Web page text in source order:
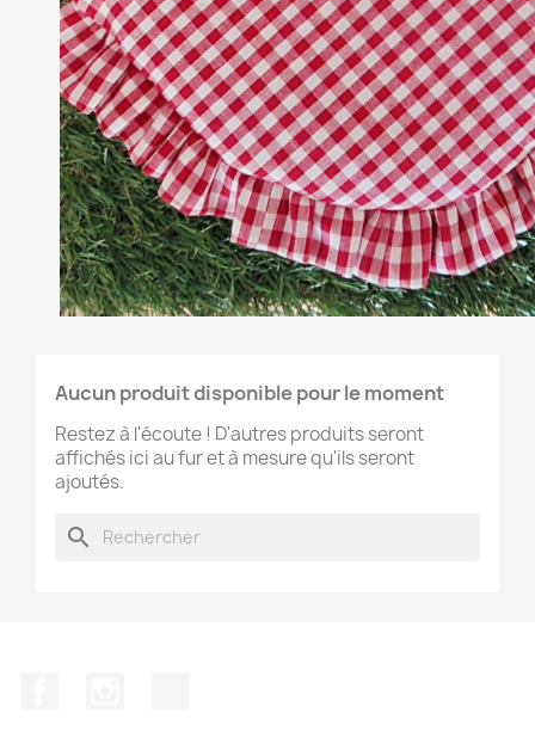
Aucun produit disponible pour le moment
Restez à l'écoute ! D'autres produits seront
affichés ici au fur et à mesure qu'ils seront
ajoutés.
search